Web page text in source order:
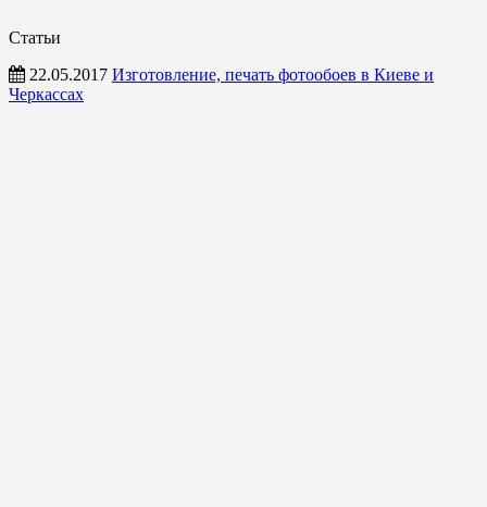
Статьи
22.05.2017 Изготовление, печать фотообоев в Киеве и
Черкассах